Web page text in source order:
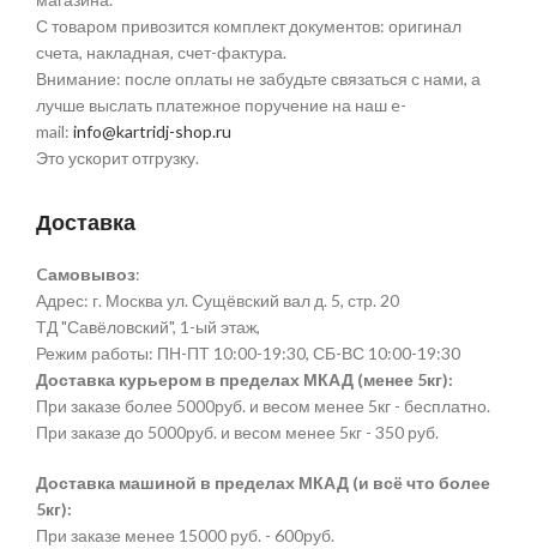
С товаром привозится комплект документов: оригинал
счета, накладная, счет-фактура.
Внимание: после оплаты не забудьте связаться с нами, а
лучше выслать платежное поручение на наш e-
mail: info@kartridj-shop.ru
Это ускорит отгрузку.
Доставка
Cамовывоз:
Адрес: г. Москва ул. Сущёвский вал д. 5, стр. 20
ТД "Савёловский", 1-ый этаж,
Режим работы: ПН-ПТ 10:00-19:30, СБ-ВС 10:00-19:30
Доставка курьером в пределах МКАД (менее 5кг):
При заказе более 5000руб. и весом менее 5кг - бесплатно.
При заказе до 5000руб. и весом менее 5кг - 350 руб.
Доставка машиной в пределах МКАД (и всё что более
5кг):
При заказе менее 15000 руб. - 600руб.